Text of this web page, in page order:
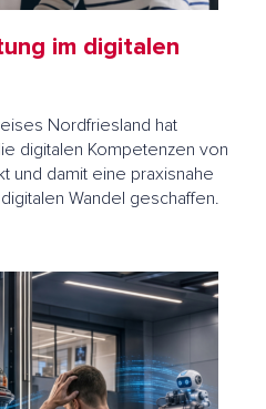
im digitalen
Nordfriesland hat
digitalen Kompetenzen von
und damit eine praxisnahe
Wandel geschaffen.